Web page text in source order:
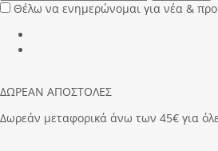
Θέλω να ενημερώνομαι για νέα &
ΔΩΡΕΑΝ ΑΠΟΣΤΟΛΕΣ
Δωρεάν μεταφορικά άνω των 45€ για